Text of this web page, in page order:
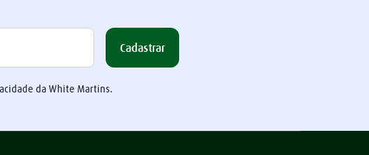
Cadastrar
da White Martins.